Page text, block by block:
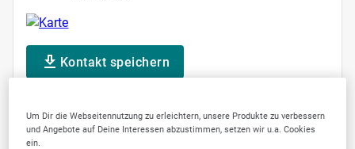
Kontakt speichern
Um Dir die Webseitennutzung zu erleichtern, unsere Produkte zu verbessern
und Angebote auf Deine Interessen abzustimmen, setzen wir u.a. Cookies
ein.